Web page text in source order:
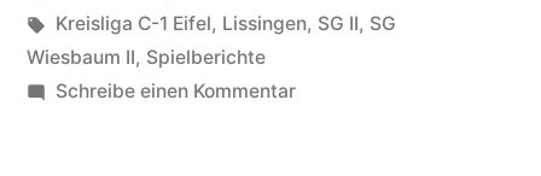
in
Schlagwörter:
Kreisliga C-1 Eifel, Lissingen, SG II, SG
Wiesbaum II, Spielberichte
Schreibe einen Kommentarzu